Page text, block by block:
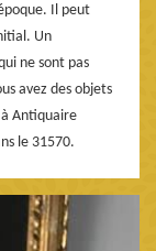
Il peut
Un
ne sont pas
avez des objets
à Antiquaire
le 31570.